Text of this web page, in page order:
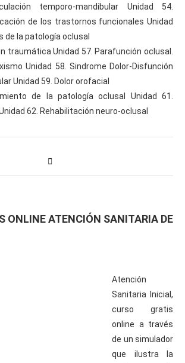
temporo-mandibular Unidad 54.
de los trastornos funcionales Unidad
de la patología oclusal
traumática Unidad 57. Parafunción oclusal.
Unidad 58. Sindrome Dolor-Disfunción
Unidad 59. Dolor orofacial
de la patología oclusal Unidad 61.
62. Rehabilitación neuro-oclusal
ONLINE ATENCIÓN SANITARIA DE
Atención
Sanitaria Inicial,
curso gratis
online a través
de un simulador
que ilustra la